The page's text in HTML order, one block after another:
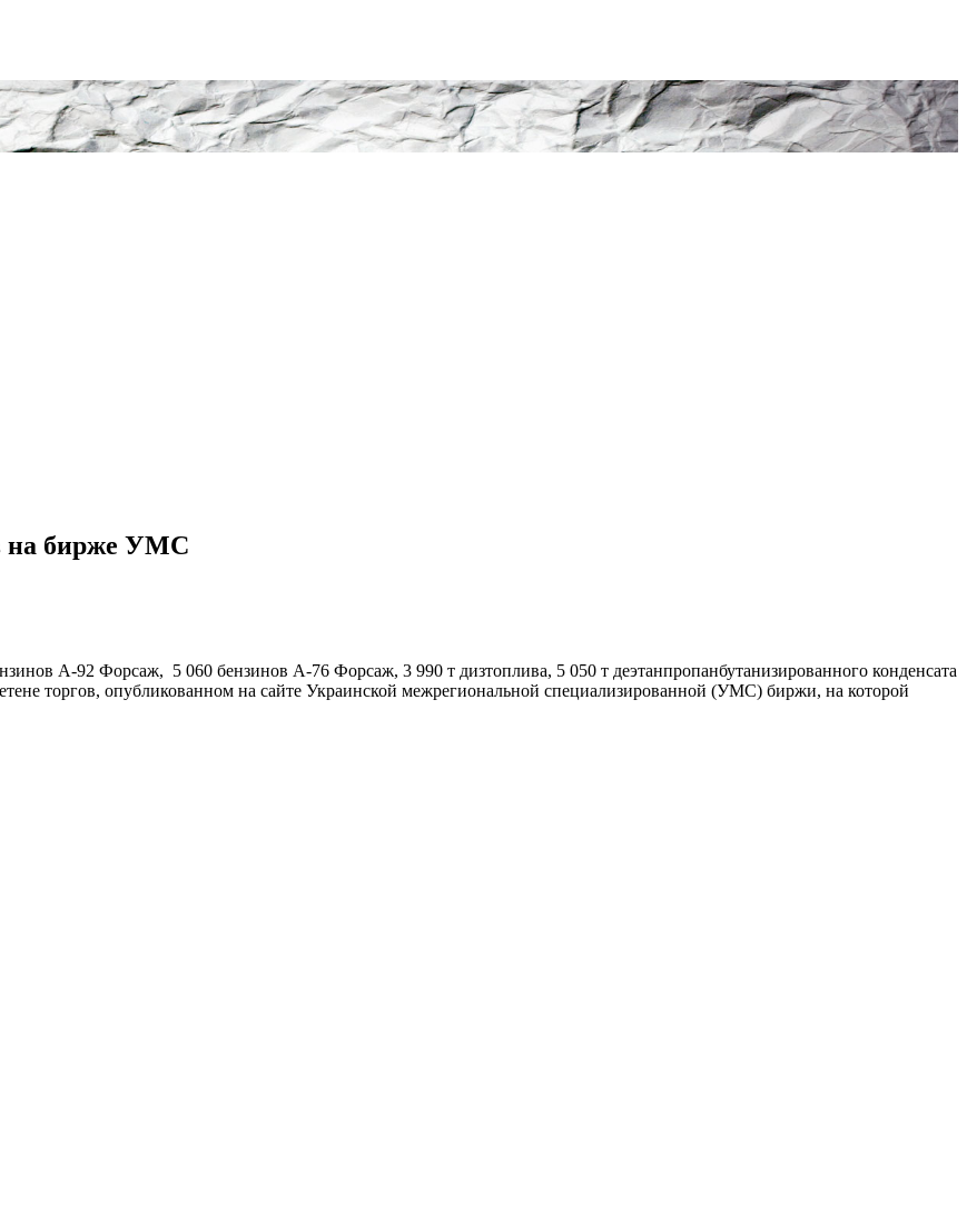
на бирже УМС
А-92 Форсаж, 5 060 бензинов А-76 Форсаж, 3 990 т дизтоплива, 5 050 т деэтанпропанбутанизированного конденсата
торгов, опубликованном на сайте Украинской межрегиональной специализированной (УМС) биржи, на которой